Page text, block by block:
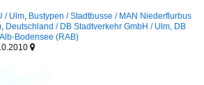
/ Ulm, Bustypen / Stadtbusse / MAN Niederflurbus
, Deutschland / DB Stadtverkehr GmbH / Ulm, DB
Bodensee (RAB)
